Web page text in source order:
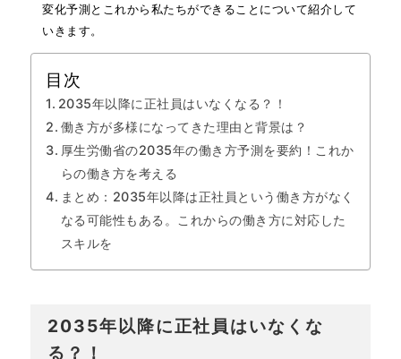
変化予測とこれから私たちができることについて紹介して
いきます。
目次
2035年以降に正社員はいなくなる？！
働き方が多様になってきた理由と背景は？
厚生労働省の2035年の働き方予測を要約！これか
らの働き方を考える
まとめ：2035年以降は正社員という働き方がなく
なる可能性もある。これからの働き方に対応した
スキルを
2035年以降に正社員はいなくな
る？！